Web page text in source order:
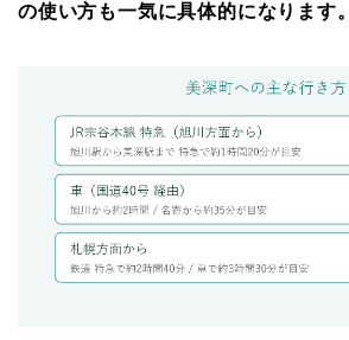
の使い方も一気に具体的になります。